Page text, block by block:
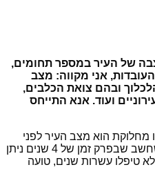
של העיר במספר תחומים,
אני מקווה: מצב
ובהם צואת הכלבים,
ועוד. אנא התייחס
מחלוקת הוא מצב העיר לפני
כניסתי לתפקיד ומצבה כיום. מי שחשב שבפרק זמן של 4 שנים ניתן
טיפלו עשרות שנים, טועה